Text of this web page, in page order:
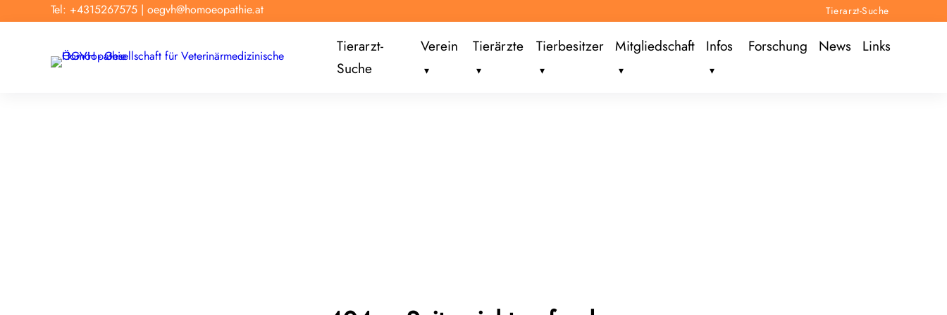
Tel: +4315267575 | oegvh@homoeopathie.at Tierarzt-Suche
Tierarzt-
Suche
Verein Tierärzte Tierbesitzer Mitgliedschaft Infos Forschung News Links